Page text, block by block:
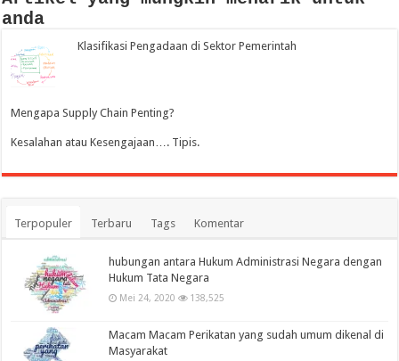
anda
Klasifikasi Pengadaan di Sektor Pemerintah
Mengapa Supply Chain Penting?
Kesalahan atau Kesengajaan…. Tipis.
Terpopuler Terbaru Tags Komentar
hubungan antara Hukum Administrasi Negara dengan
Hukum Tata Negara
Mei 24, 2020 138,525
Macam Macam Perikatan yang sudah umum dikenal di
Masyarakat